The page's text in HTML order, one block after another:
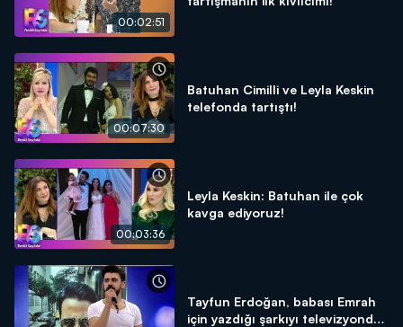
00:02:51
00:07:30
Batuhan Cimilli ve Leyla Keskin
telefonda tartıştı!
00:03:36
Leyla Keskin: Batuhan ile çok
kavga ediyoruz!
Tayfun Erdoğan, babası Emrah
için yazdığı şarkıyı televizyonda